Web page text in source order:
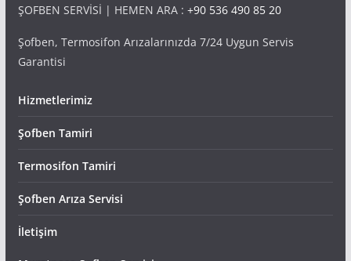
ŞOFBEN SERVİSİ | HEMEN ARA : +90 536 490 85 20
Şofben, Termosifon Arızalarınızda 7/24 Uygun Servis
Garantisi
Hizmetlerimiz
Şofben Tamiri
Termosifon Tamiri
Şofben Arıza Servisi
İletişim